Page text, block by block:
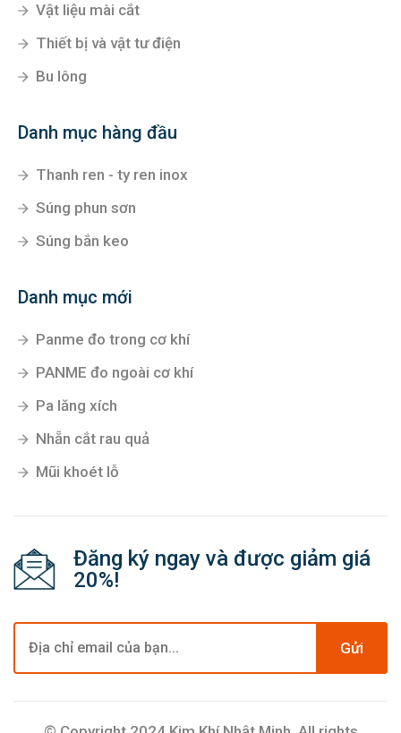
Vật liệu mài cắt
Thiết bị và vật tư điện
Bu lông
Danh mục hàng đầu
Thanh ren - ty ren inox
Súng phun sơn
Súng bắn keo
Danh mục mới
Panme đo trong cơ khí
PANME đo ngoài cơ khí
Pa lăng xích
Nhẵn cắt rau quả
Mũi khoét lỗ
Đăng ký ngay và được giảm giá
20%!
Gửi